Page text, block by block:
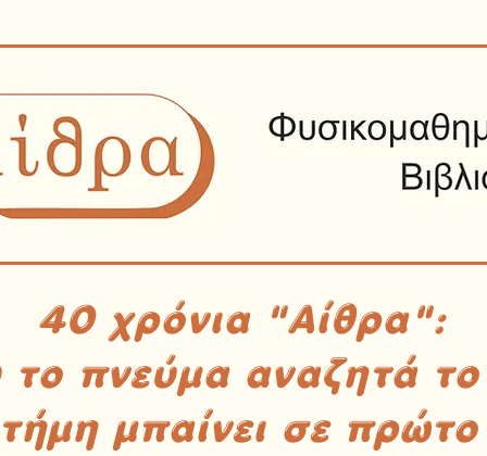
40 χρόνια "Αίθρα":
το πνεύμα αναζητά
μπαίνει σε